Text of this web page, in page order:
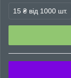
15 ₴ від 1000 шт.